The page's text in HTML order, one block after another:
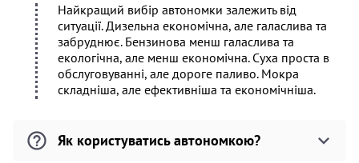
Найкращий вибір автономки залежить від
ситуації. Дизельна економічна, але галаслива та
забруднює. Бензинова менш галаслива та
екологічна, але менш економічна. Суха проста в
обслуговуванні, але дороге паливо. Мокра
складніша, але ефективніша та економічніша.
Як користуватись автономкою?